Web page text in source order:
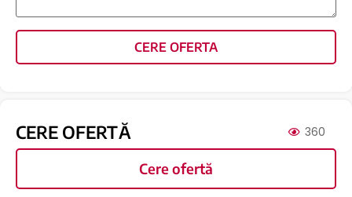
CERE OFERTA
CERE OFERTĂ 360
Cere ofertă